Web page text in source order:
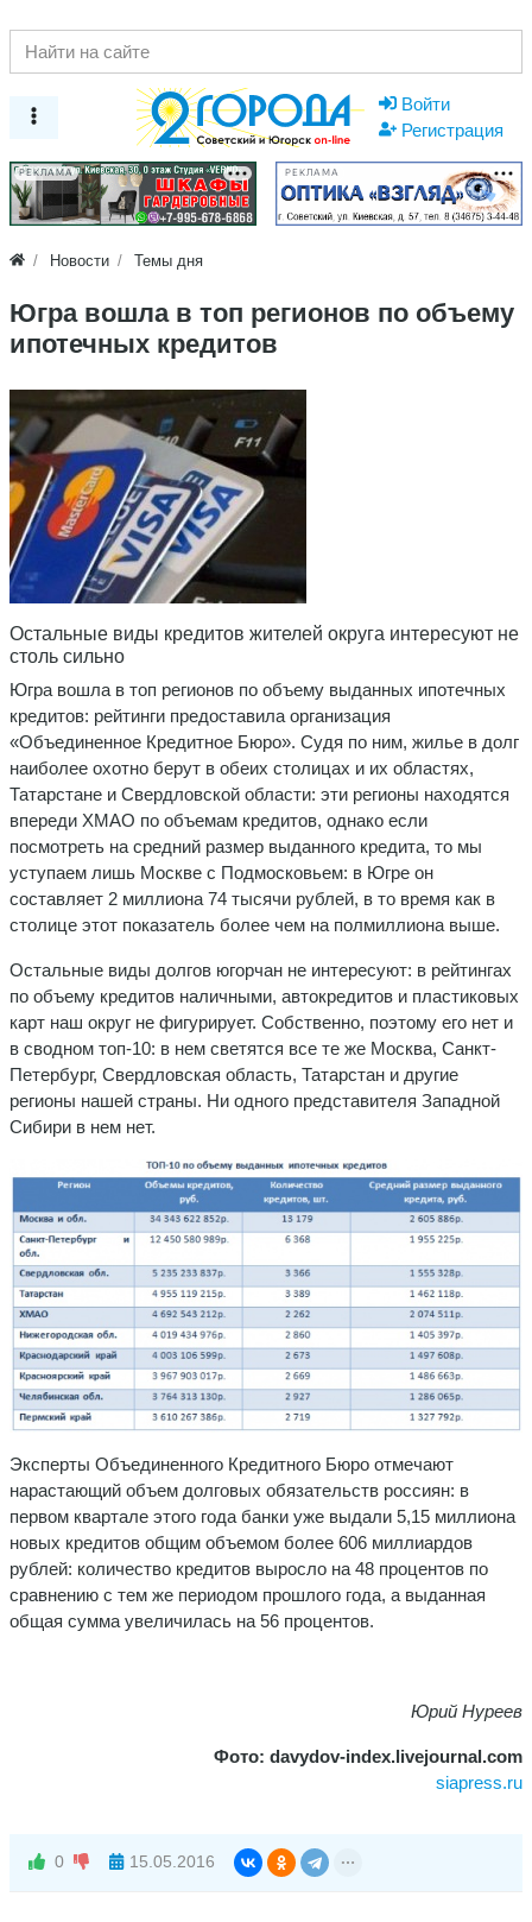
Войти
Регистрация
РЕКЛАМА РЕКЛАМА
Новости Темы дня
​Югра вошла в топ регионов по объему
ипотечных кредитов
Остальные виды кредитов жителей округа интересуют не
столь сильно
Югра вошла в топ регионов по объему выданных ипотечных
кредитов: рейтинги предоставила организация
«Объединенное Кредитное Бюро». Судя по ним, жилье в долг
наиболее охотно берут в обеих столицах и их областях,
Татарстане и Свердловской области: эти регионы находятся
впереди ХМАО по объемам кредитов, однако если
посмотреть на средний размер выданного кредита, то мы
уступаем лишь Москве с Подмосковьем: в Югре он
составляет 2 миллиона 74 тысячи рублей, в то время как в
столице этот показатель более чем на полмиллиона выше.
Остальные виды долгов югорчан не интересуют: в рейтингах
по объему кредитов наличными, автокредитов и пластиковых
карт наш округ не фигурирует. Собственно, поэтому его нет и
в сводном топ-10: в нем светятся все те же Москва, Санкт-
Петербург, Свердловская область, Татарстан и другие
регионы нашей страны. Ни одного представителя Западной
Сибири в нем нет.
Эксперты Объединенного Кредитного Бюро отмечают
нарастающий объем долговых обязательств россиян: в
первом квартале этого года банки уже выдали 5,15 миллиона
новых кредитов общим объемом более 606 миллиардов
рублей: количество кредитов выросло на 48 процентов по
сравнению с тем же периодом прошлого года, а выданная
общая сумма увеличилась на 56 процентов.
Юрий Нуреев
Фото: davydov-index.livejournal.com
siapress.ru
0 15.05.2016